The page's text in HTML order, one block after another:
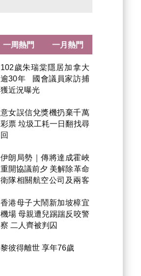
102歲朱瑞棠隱居加拿大
逾30年 國會議員家訪捕
獲近況曝光
意女誤信兌獎機扔棄千萬
彩票 垃圾工耗一日翻找尋
回
伊朗局勢｜傳將達成霍峽
重開協議前夕 美解除革命
衛隊相關航空公司及兩客
香港母子大鬧新加坡樟宜
機場 母親遭兒踢踹反咬警
察 二人齊被判囚
黎彼得離世 享年76歲
一周熱門 一月熱門